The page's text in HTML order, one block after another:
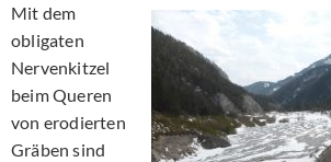
Mit dem
obligaten
Nervenkitzel
beim Queren
von erodierten
Gräben sind